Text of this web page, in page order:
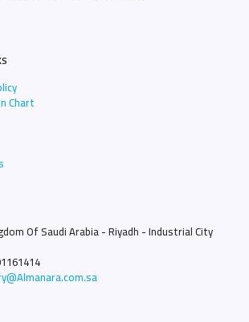
Chart
Of Saudi Arabia - Riyadh - Industrial City